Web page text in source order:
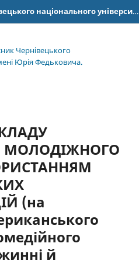
Науковий вісник Чернівецького національного університету імені Юрія Федьковича. Серія: Германська філологія
Чернівецького
Юрія Федьковича.
МОЛОДІЖНОГО
(на
й